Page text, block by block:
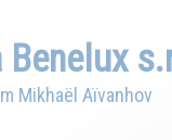
Benelux
Mikhaël Aïvanhov